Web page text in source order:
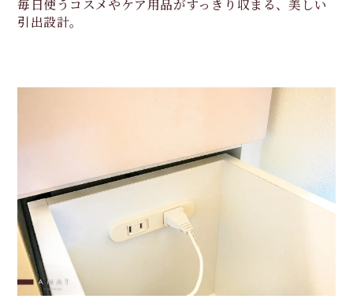
毎日使うコスメやケア用品がすっきり収まる、美しい
引出設計。